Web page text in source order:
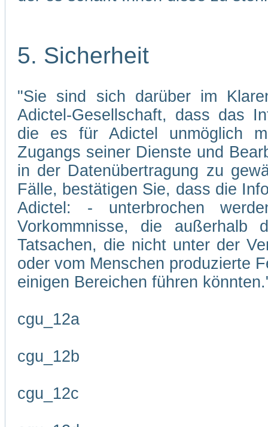
5. Sicherheit
"Sie sind sich darüber im
Adictel-Gesellschaft, dass das
die es für Adictel unmöglich
Zugangs seiner Dienste und
in der Datenübertragung zu
Fälle, bestätigen Sie, dass die
Adictel: - unterbrochen
Vorkommnisse, die
Tatsachen, die nicht unter der
oder vom Menschen produzierte
einigen Bereichen führen
cgu_12a
cgu_12b
cgu_12c